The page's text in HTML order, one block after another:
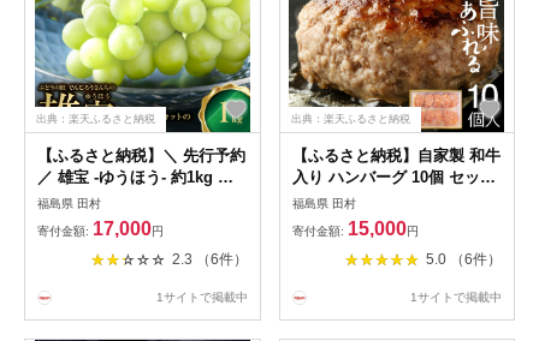
出典：楽天ふるさと納税
【ふるさと納税】＼ 先行予約
／ 雄宝 -ゆうほう- 約1kg 冷
蔵 高級 種無し 種なし シャイ
ンマスカット ブドウ ぶどう
品種 果物 甘い 巨峰 美味しい
希少 人気 福島県 田村市 鈴木
福島県 田村
寄付金額: 17,000円
2.3 （6件）
1サイトで掲載中
出典：楽天ふるさと納税
【ふるさと納税】自家製 和牛
入り ハンバーグ 10個 セット
お届け回数が選べます 1回 2
回 3回 6回 小分パック 冷凍保
存 肉 牛肉 おかず お弁当 ジ
ューシー 高評価 ランキング
レゼント 熨斗 のし 牛 豚 鶏
福島県 田村
寄付金額: 15,000円
5.0 （6件）
1サイトで掲載中